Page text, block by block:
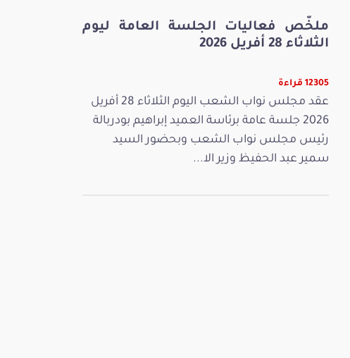
ملخّص فعاليات الجلسة العامة ليوم
الثلاثاء 28 أفريل 2026
12305 قراءة
عقد مجلس نواب الشعب اليوم الثلاثاء 28 أفريل
2026 جلسة عامة برئاسة العميد إبراهيم بودربالة
رئيس مجلس نواب الشعب وبحضور السيد
سمير عبد الحفيظ وزير الا...